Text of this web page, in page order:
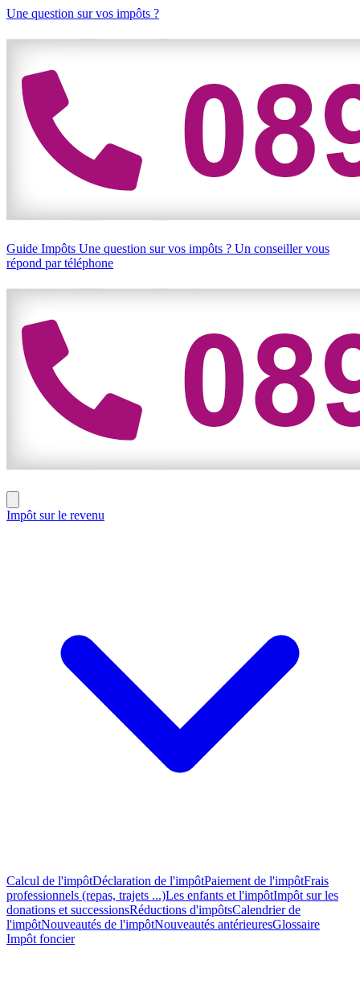
Une question sur vos impôts ?
Guide Impôts Une question sur vos impôts ? Un conseiller vous
répond par téléphone
Impôt sur le revenu
Calcul de l'impôtDéclaration de l'impôtPaiement de l'impôtFrais
professionnels (repas, trajets ...)Les enfants et l'impôtImpôt sur les
donations et successionsRéductions d'impôtsCalendrier de
l'impôtNouveautés de l'impôtNouveautés antérieuresGlossaire
Impôt foncier